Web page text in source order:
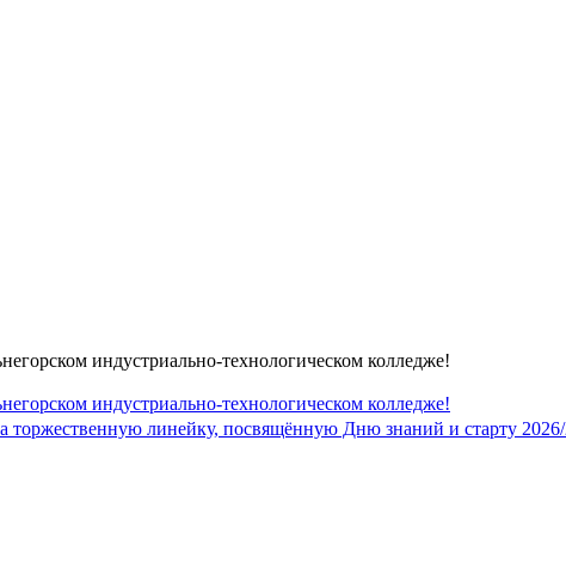
индустриально-технологическом колледже!
индустриально-технологическом колледже!
торжественную линейку, посвящённую Дню знаний и старту